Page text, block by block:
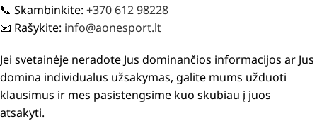
📞 Skambinkite: +370 612 98228
📧 Rašykite: info@aonesport.lt
Jei svetainėje neradote Jus dominančios informacijos ar Jus
domina individualus užsakymas, galite mums užduoti
klausimus ir mes pasistengsime kuo skubiau į juos
atsakyti.